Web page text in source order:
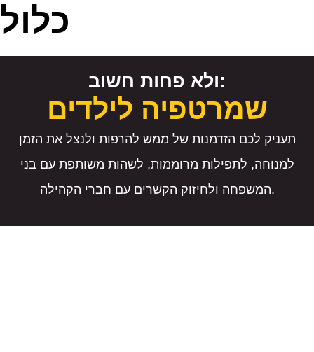
כלול
ולא פחות חשוב:
שמרטפיה לילדים
תעניק לכם הזדמנות של ממש להרפות ולנצל את הזמן
למנוחה, לתפילות מרוממות, לשהות משותפת עם בני
המשפחה ולחיזוק הקשרים עם חברי הקהילה.